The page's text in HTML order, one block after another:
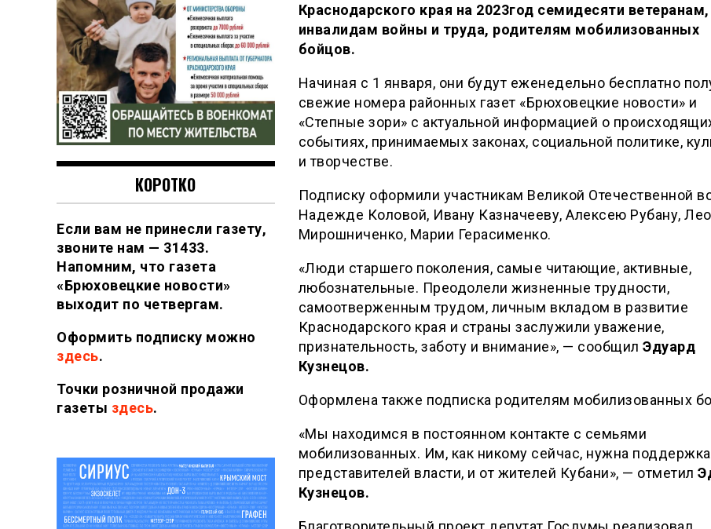
Краснодарского края на 2023год семидесяти ветеранам,
инвалидам войны и труда, родителям мобилизованных
бойцов.
Начиная с 1 января, они будут еженедельно бесплатно
свежие номера районных газет «Брюховецкие новости» и
«Степные зори» с актуальной информацией о
событиях, принимаемых законах, социальной политике,
и творчестве.
Подписку оформили участникам Великой Отечественной
Надежде Коловой, Ивану Казначееву, Алексею Рубану,
Мирошниченко, Марии Герасименко.
«Люди старшего поколения, самые читающие, активные,
любознательные. Преодолели жизненные трудности,
самоотверженным трудом, личным вкладом в развитие
Краснодарского края и страны заслужили уважение,
признательность, заботу и внимание», — сообщил Эдуард
Кузнецов.
Оформлена также подписка родителям мобилизованных
«Мы находимся в постоянном контакте с семьями
мобилизованных. Им, как никому сейчас, нужна
представителей власти, и от жителей Кубани», — отметил
Кузнецов.
КОРОТКО
Если вам не принесли газету,
звоните нам — 31433.
Напомним, что газета
«Брюховецкие новости»
выходит по четвергам.
Оформить подписку можно
здесь.
Точки розничной продажи
газеты здесь.